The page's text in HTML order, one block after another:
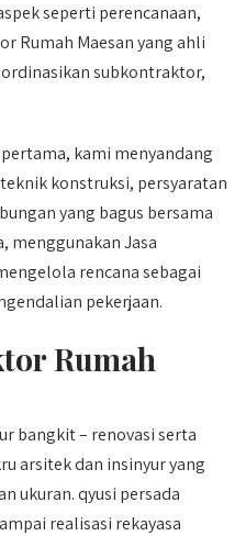
seperti perencanaan,
Rumah Maesan yang ahli
subkontraktor,
kami menyandang
konstruksi, persyaratan
yang bagus bersama
menggunakan Jasa
rencana sebagai
pekerjaan.
Rumah
bangkit – renovasi serta
arsitek dan insinyur yang
ukuran. qyusi persada
realisasi rekayasa